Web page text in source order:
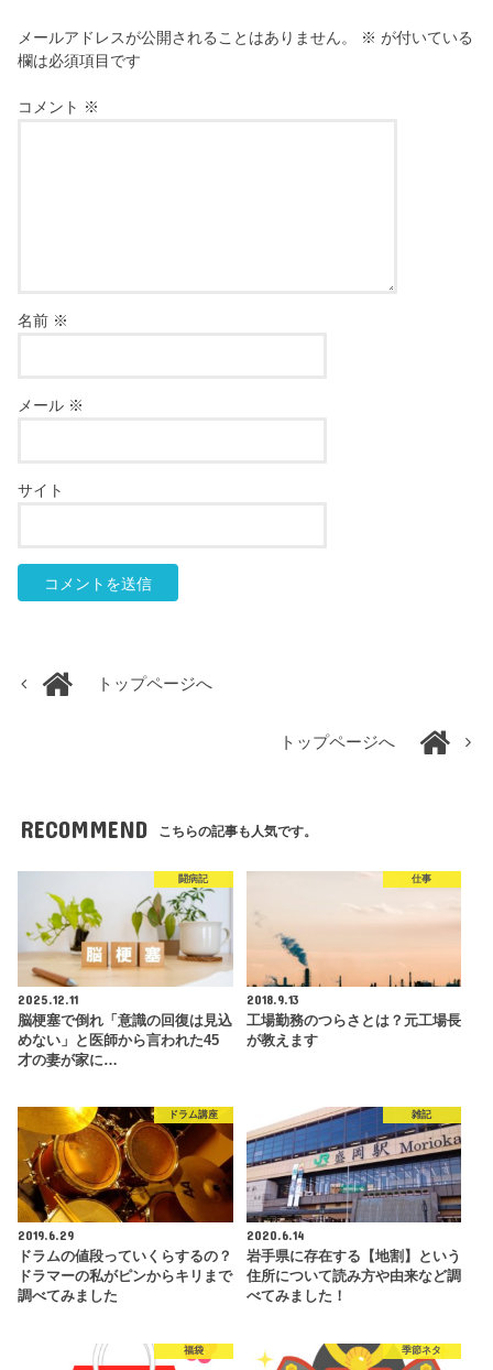
メールアドレスが公開されることはありません。 ※ が付いている
欄は必須項目です
コメント ※
名前 ※
メール ※
サイト
トップページへ
トップページへ
RECOMMEND こちらの記事も人気です。
闘病記
2025.12.11
脳梗塞で倒れ「意識の回復は見込
めない」と医師から言われた45
才の妻が家に…
仕事
2018.9.13
工場勤務のつらさとは？元工場長
が教えます
ドラム講座
2019.6.29
ドラムの値段っていくらするの？
ドラマーの私がピンからキリまで
調べてみました
雑記
2020.6.14
岩手県に存在する【地割】という
住所について読み方や由来など調
べてみました！
福袋 季節ネタ